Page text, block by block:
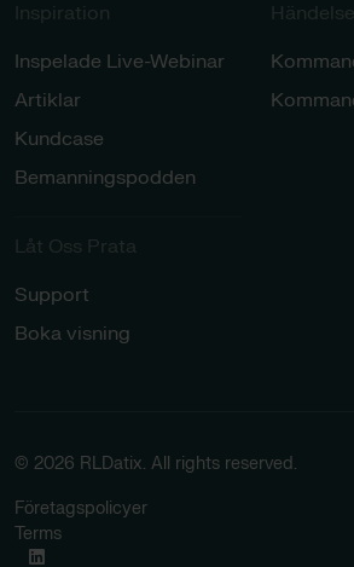
Inspiration​
Inspelade Live-Webinar
Artiklar
Kundcase
Bemanningspodden
Låt Oss Prata​
Support
Boka visning
© 2026 RLDatix. All rights reserved.
Företagspolicyer
Terms